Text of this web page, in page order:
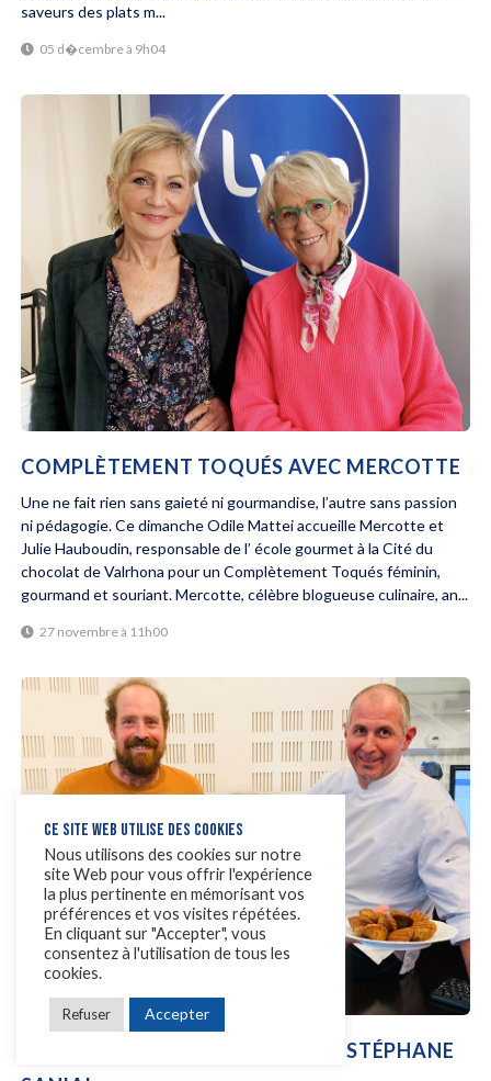
saveurs des plats m...
05 d�cembre à 9h04
COMPLÈTEMENT TOQUÉS AVEC MERCOTTE
Une ne fait rien sans gaieté ni gourmandise, l’autre sans passion
ni pédagogie. Ce dimanche Odile Mattei accueille Mercotte et
Julie Hauboudin, responsable de l’ école gourmet à la Cité du
chocolat de Valrhona pour un Complètement Toqués féminin,
gourmand et souriant. Mercotte, célèbre blogueuse culinaire, an...
27 novembre à 11h00
COMPLÈTEMENT TOQUÉS AVEC STÉPHANE
CE SITE WEB UTILISE DES COOKIES
Nous utilisons des cookies sur notre
site Web pour vous offrir l'expérience
la plus pertinente en mémorisant vos
préférences et vos visites répétées.
En cliquant sur "Accepter", vous
consentez à l'utilisation de tous les
cookies.
Refuser Accepter